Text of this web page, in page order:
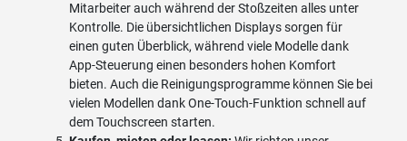
Mitarbeiter auch während der Stoßzeiten alles unter
Kontrolle. Die übersichtlichen Displays sorgen für
einen guten Überblick, während viele Modelle dank
App-Steuerung einen besonders hohen Komfort
bieten. Auch die Reinigungsprogramme können Sie bei
vielen Modellen dank One-Touch-Funktion schnell auf
dem Touchscreen starten.